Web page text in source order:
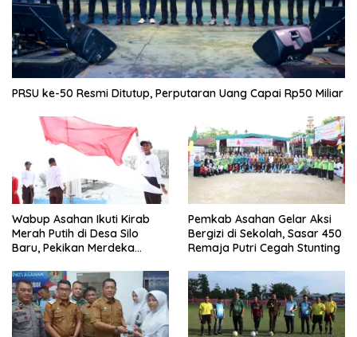
PRSU ke-50 Resmi Ditutup, Perputaran Uang Capai Rp50 Miliar
Wabup Asahan Ikuti Kirab
Merah Putih di Desa Silo
Baru, Pekikan Merdeka
Pemkab Asahan Gelar Aksi
Bergizi di Sekolah, Sasar 450
Remaja Putri Cegah Stunting